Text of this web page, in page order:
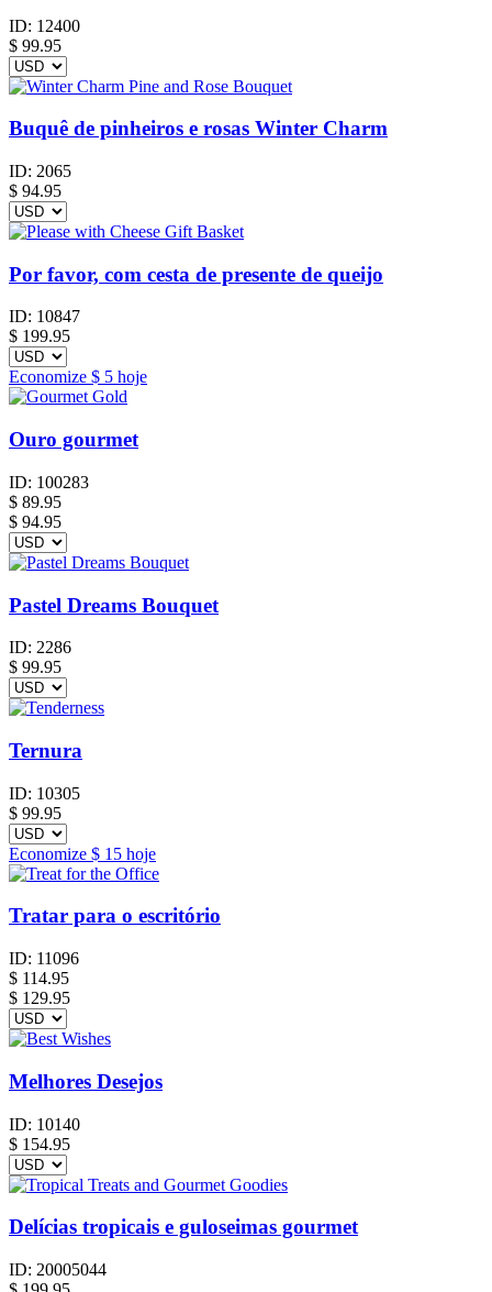
ID: 12400
$ 99.95
Buquê de pinheiros e rosas Winter Charm
ID: 2065
$ 94.95
Por favor, com cesta de presente de queijo
ID: 10847
$ 199.95
Economize $ 5 hoje
Ouro gourmet
ID: 100283
$ 89.95
$ 94.95
Pastel Dreams Bouquet
ID: 2286
$ 99.95
Ternura
ID: 10305
$ 99.95
Economize $ 15 hoje
Tratar para o escritório
ID: 11096
$ 114.95
$ 129.95
Melhores Desejos
ID: 10140
$ 154.95
Delícias tropicais e guloseimas gourmet
ID: 20005044